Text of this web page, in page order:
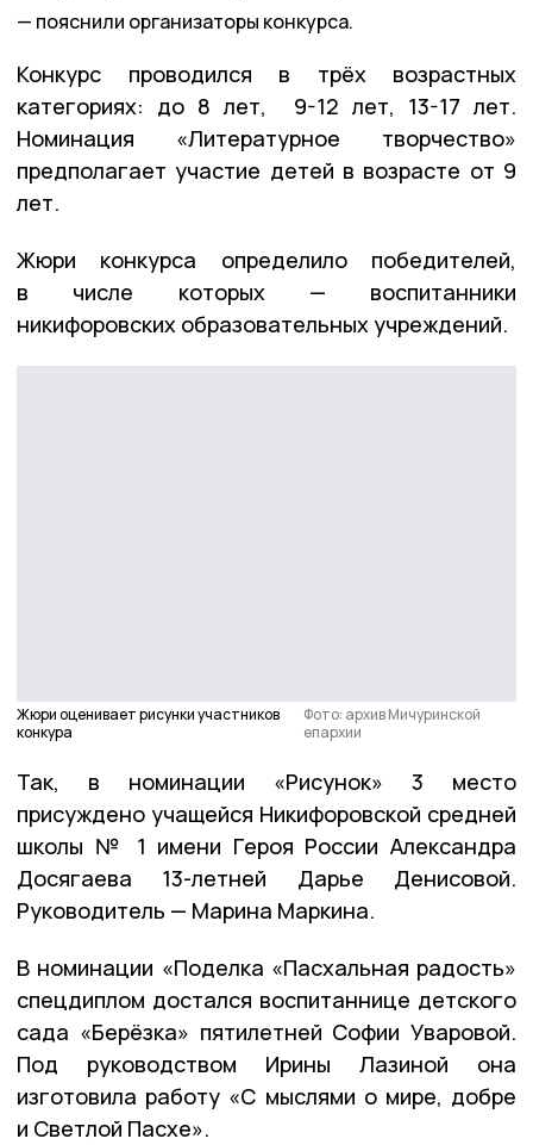
пояснили организаторы конкурса.
Конкурс проводился в трёх возрастных
категориях: до 8 лет, 9-12 лет, 13-17 лет.
Номинация «Литературное творчество»
предполагает участие детей в возрасте от 9
лет.
Жюри конкурса определило победителей,
в числе которых — воспитанники
никифоровских образовательных учреждений.
Жюри оценивает рисунки участников
конкура
Фото: архив Мичуринской
епархии
Так, в номинации «Рисунок» 3 место
присуждено учащейся Никифоровской средней
школы № 1 имени Героя России Александра
Досягаева 13-летней Дарье Денисовой.
Руководитель — Марина Маркина.
В номинации «Поделка «Пасхальная радость»
спецдиплом достался воспитаннице детского
сада «Берёзка» пятилетней Софии Уваровой.
Под руководством Ирины Лазиной она
изготовила работу «С мыслями о мире, добре
и Светлой Пасхе».